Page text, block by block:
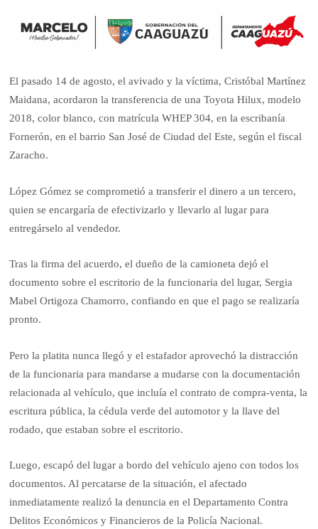
El pasado 14 de agosto, el avivado y la víctima, Cristóbal Martínez
Maidana, acordaron la transferencia de una Toyota Hilux, modelo
2018, color blanco, con matrícula WHEP 304, en la escribanía
Fornerón, en el barrio San José de Ciudad del Este, según el fiscal
Zaracho.
López Gómez se comprometió a transferir el dinero a un tercero,
quien se encargaría de efectivizarlo y llevarlo al lugar para
entregárselo al vendedor.
Tras la firma del acuerdo, el dueño de la camioneta dejó el
documento sobre el escritorio de la funcionaria del lugar, Sergia
Mabel Ortigoza Chamorro, confiando en que el pago se realizaría
pronto.
Pero la platita nunca llegó y el estafador aprovechó la distracción
de la funcionaria para mandarse a mudarse con la documentación
relacionada al vehículo, que incluía el contrato de compra-venta, la
escritura pública, la cédula verde del automotor y la llave del
rodado, que estaban sobre el escritorio.
Luego, escapó del lugar a bordo del vehículo ajeno con todos los
documentos. Al percatarse de la situación, el afectado
inmediatamente realizó la denuncia en el Departamento Contra
Delitos Económicos y Financieros de la Policía Nacional.